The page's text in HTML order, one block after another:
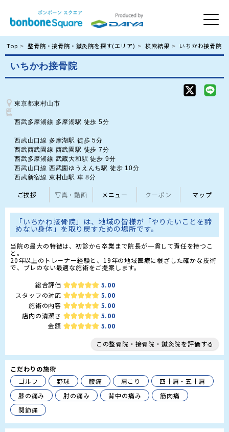
Top 整骨院・接骨院・鍼灸院を探す(エリア) 検索結果 いちかわ接骨院
いちかわ接骨院
東京都東村山市
西武多摩湖線 多摩湖駅 徒歩 5分
西武山口線 多摩湖駅 徒歩 5分
西武西武園線 西武園駅 徒歩 7分
西武多摩湖線 武蔵大和駅 徒歩 9分
西武山口線 西武園ゆうえんち駅 徒歩 10分
西武新宿線 東村山駅 車 8分
ご挨拶 写真・動画 メニュー クーポン マップ
「いちかわ接骨院」は、地域の皆様が「やりたいことを諦
めない身体」を取り戻すための場所です。
当院の最大の特徴は、初診から卒業まで院長が一貫して責任を持つこ
と。
20年以上のトレーナー経験と、19年の地域医療に根ざした確かな技術
で、ブレのない最適な施術をご提案します。
総合評価
5.00
スタッフの対応
5.00
施術の内容
5.00
店内の清潔さ
5.00
金額
5.00
この整骨院・接骨院・鍼灸院を評価する
こだわりの施術
ゴルフ
野球 腰痛 肩こり
四十肩・五十肩
膝の痛み
肘の痛み 背中の痛み
筋肉痛
関節痛